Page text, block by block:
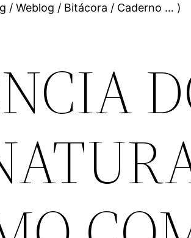
/ Weblog / Bitácora / Caderno … )